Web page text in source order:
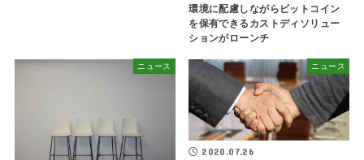
環境に配慮しながらビットコイン
を保有できるカストディソリュー
ションがローンチ
ニュース ニュース
2020.07.26